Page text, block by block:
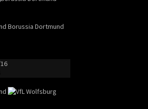
Borussia Dortmund